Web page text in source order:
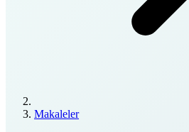
Makaleler